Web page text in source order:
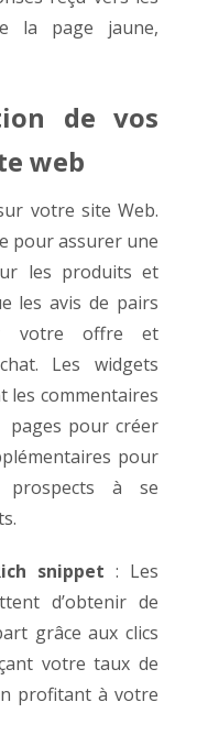
la page jaune,
de vos
web
votre site Web.
pour assurer une
les produits et
les avis de pairs
votre offre et
Les widgets
les commentaires
pages pour créer
pour
à se
snippet : Les
d’obtenir de
grâce aux clics
votre taux de
profitant à votre